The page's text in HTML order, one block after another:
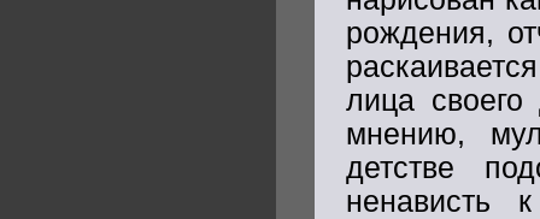
рождения,
лица
мнению,
детстве
ненависть